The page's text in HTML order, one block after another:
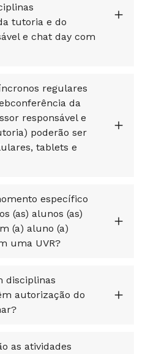
tutoria e do
e chat day com
regulares
da
responsável e
poderão ser
tablets e
específico
(as) alunos (as)
(a) aluno (a)
uma UVR?
disciplinas
autorização do
as atividades